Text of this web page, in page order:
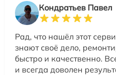
Кондратьев Павел
Рад, что нашёл этот
знают своё дело,
быстро и качественно.
и всегда доволен